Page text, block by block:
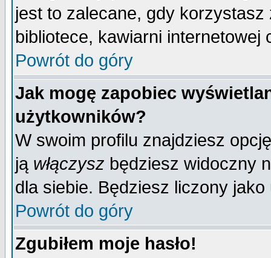
jest to zalecane, gdy
bibliotece, kawiarni internetowej
Powrót do góry
Jak mogę zapobiec
użytkowników?
W swoim profilu znajdziesz
ją włączysz będziesz widoczny
dla siebie. Będziesz liczony
Powrót do góry
Zgubiłem moje hasło!